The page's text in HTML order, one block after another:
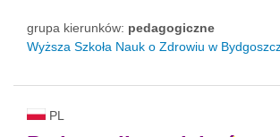
grupa kierunków: pedagogiczne
Wyższa Szkoła Nauk o Zdrowiu w
PL